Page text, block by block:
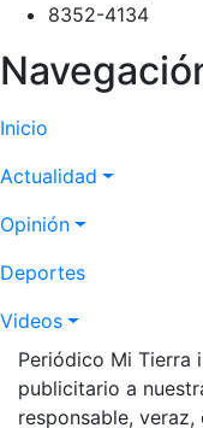
8352-4134
Inicio
Actualidad
Opinión
Deportes
Videos
Periódico Mi Tierra
publicitario a
responsable,